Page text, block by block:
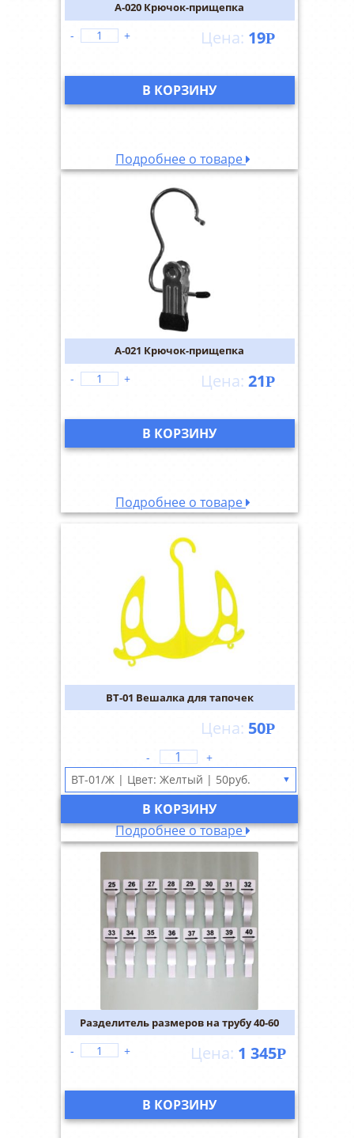
A-020 Крючок-прищепка
19Р
- +
В КОРЗИНУ
Подробнее о товаре
A-021 Крючок-прищепка
21Р
- +
В КОРЗИНУ
Подробнее о товаре
ВТ-01 Вешалка для тапочек
50Р
- +
В КОРЗИНУ
▼
Подробнее о товаре
Разделитель размеров на трубу 40-60
1 345Р
- +
В КОРЗИНУ